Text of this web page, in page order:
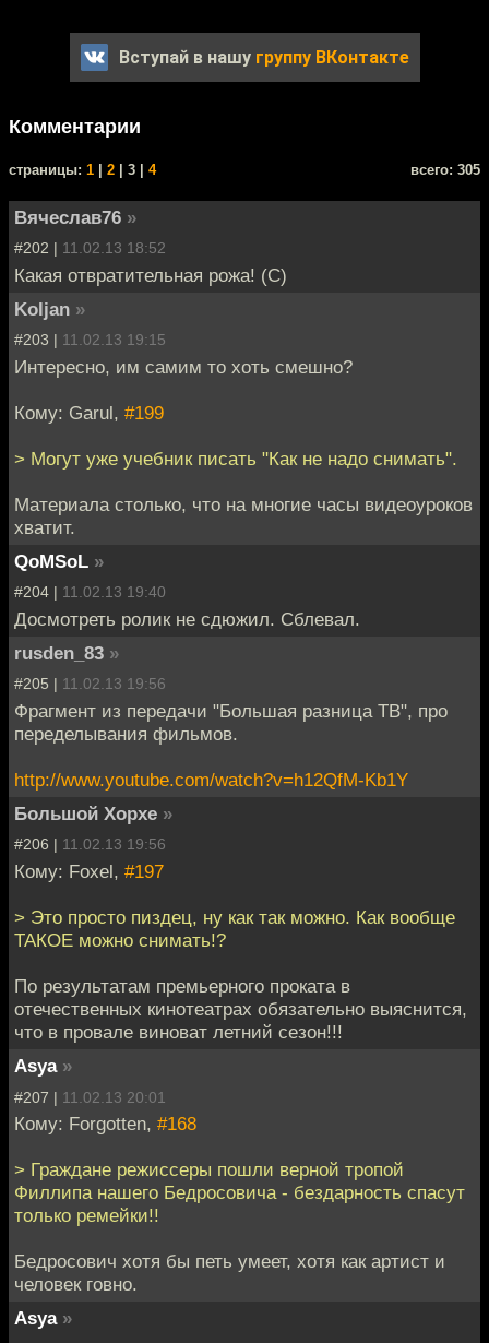
Вступай в нашу группу ВКонтакте
Комментарии
cтраницы: 1 2 | 3 | 4 всего: 305
Вячеслав76 »
#202 | 11.02.13 18:52
Какая отвратительная рожа! (С)
Koljan »
#203 | 11.02.13 19:15
Интересно, им самим то хоть смешно?
Кому: Garul, #199
> Могут уже учебник писать "Как не надо снимать".
Материала столько, что на многие часы видеоуроков
хватит.
QoMSoL »
#204 | 11.02.13 19:40
Досмотреть ролик не сдюжил. Сблевал.
rusden_83 »
#205 | 11.02.13 19:56
Фрагмент из передачи "Большая разница ТВ", про
переделывания фильмов.
http://www.youtube.com/watch?v=h12QfM-Kb1Y
Большой Хорхе »
#206 | 11.02.13 19:56
Кому: Foxel, #197
> Это просто пиздец, ну как так можно. Как вообще
ТАКОЕ можно снимать!?
По результатам премьерного проката в
отечественных кинотеатрах обязательно выяснится,
что в провале виноват летний сезон!!!
Asya »
#207 | 11.02.13 20:01
Кому: Forgotten, #168
> Граждане режиссеры пошли верной тропой
Филлипа нашего Бедросовича - бездарность спасут
только ремейки!!
Бедросович хотя бы петь умеет, хотя как артист и
человек говно.
Asya »